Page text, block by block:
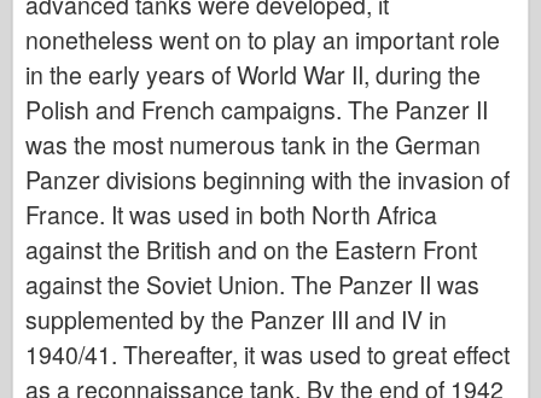
Album-Fotos
Gå rundt
Bøger
Dvd'er
Kontakt
Le Journal
nonetheless went on to play an important role
in the early years of World War II, during the
Polish and French campaigns. The Panzer II
was the most numerous tank in the German
Panzer divisions beginning with the invasion of
France. It was used in both North Africa
against the British and on the Eastern Front
against the Soviet Union. The Panzer II was
supplemented by the Panzer III and IV in
1940/41. Thereafter, it was used to great effect
as a reconnaissance tank. By the end of 1942